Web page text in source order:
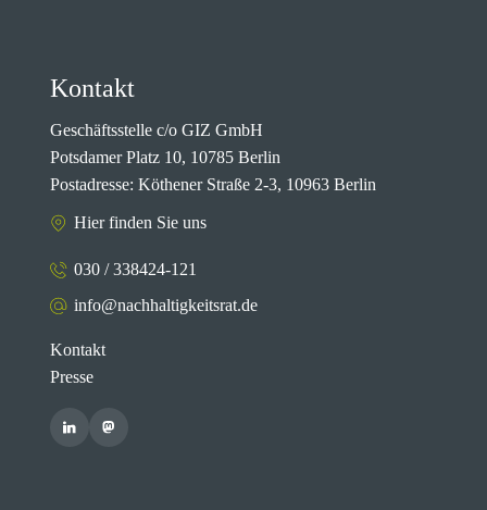
Kontakt
Geschäftsstelle c/o GIZ GmbH
Potsdamer Platz 10, 10785 Berlin
Postadresse: Köthener Straße 2-3, 10963 Berlin
Hier finden Sie uns
030 / 338424-121
info@nachhaltigkeitsrat.de
Kontakt
Presse